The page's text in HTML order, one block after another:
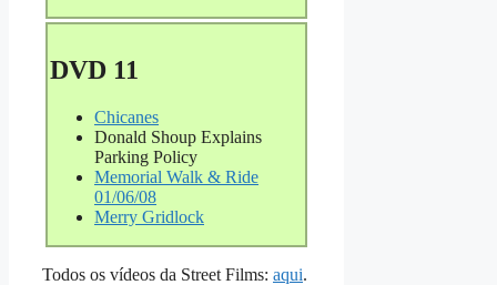
DVD 11
Chicanes
Donald Shoup Explains
Parking Policy
Memorial Walk & Ride
01/06/08
Merry Gridlock
Todos os vídeos da Street Films: aqui.